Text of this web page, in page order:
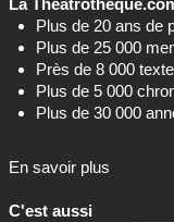
La
Plus de 20 ans de
Plus de 25 000
Près de 8 000
Plus de 5 000
Plus de 30 000
En savoir plus
C'est aussi